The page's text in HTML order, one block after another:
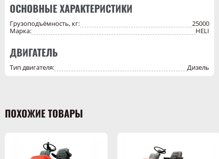
ОСНОВНЫЕ ХАРАКТЕРИСТИКИ
Грузоподъёмность, кг:
25000
Марка:
HELI
ДВИГАТЕЛЬ
Тип двигателя: Дизель
ПОХОЖИЕ ТОВАРЫ